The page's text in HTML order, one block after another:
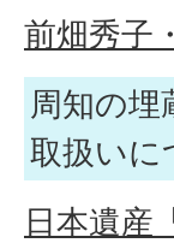
前畑秀子
周知の埋
取扱いに
日本遺産